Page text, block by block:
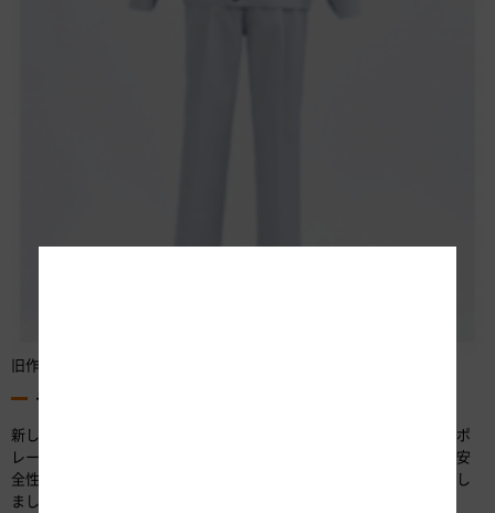
旧作業服
デザインについて
新しい作業服は、汚れが目立ちにくいネイビーを基調に、当社のコーポ
レートカラーであるオレンジ色をアクセントカラーとして取り入れ、安
全性や機能性を確保しつつ、シンプルでスタイリッシュなデザインとし
ました。